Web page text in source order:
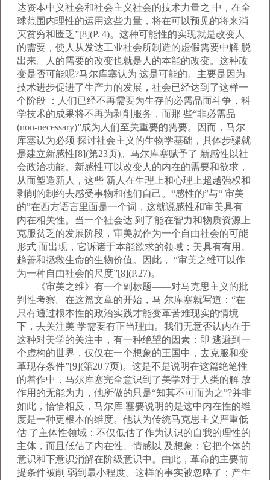
达资本中义社会和社会主义社会的技术力量之 中，在全
球范围内理性的运用这些力量，将在可以预见的将来消
灭贫穷和匮乏”[8](P. 4)。这种可能性的实现就是改变人
的需要，使人从发达工业社会所制造的虚假需要中解 脱
出来。人的需要的改变也就是人的本能的改变。这种改
变是否可能呢?马尔库塞认为 这是可能的。主要是因为
技术进步促进了生产力的发展，社会已经达到了这样一
个阶段 ：人们已经不再需要为生存的必需品而斗争，科
学技术的成果将不再为剥削服务，而那 些“非必需品
(non-necessary)”成为人们至关重要的需要。因而，马尔
库塞认为必须 探讨社会主义的生物学基础，具体步骤就
是建立新感性[8](第23页)。马尔库塞赋予了 新感性以社
会政治功能。新感性可以改变人的内在的需要和欲求，
从而塑造新人，这些 新人在生理上和心理上超越强权和
剥削的制约去感受事物和他们自己。“感性的”与“ 审美
的”在西方语言里面是一个词，这就说感性和审美具有
内在相关性。当一个社会达 到了能在智力和物质资源上
克服贫乏的发展阶段，审美就作为一个自由社会的可能
形式 而出现，它诉诸于本能欲求的领域；美具有有用、
趋善和拯救生命的生物价值。因此， “审美之维可以作
为一种自由社会的尺度”[8](P.27)。
《审美之维》有一个副标题——对马克思主义的批
判性考察。在这篇文章的开始，马 尔库塞就写道：“在
只有通过根本性的政治实践才能变革苦难现实的情境
下，去关注美 学需要有正当理由。我们无意否认内在于
这种对美学的关注中，有一种绝望的因素：即 逃避到一
个虚构的世界，仅仅在一个想象的王国中，去克服和变
革现存条件”[9](第20 7页)。这是不是说明在这篇绝笔性
的着作中，马尔库塞完全意识到了美学对于人类的解 放
作用的无能为力，他所做的只是“知其不可而为之”?并非
如此，恰恰相反，马尔库 塞要说明的是这中内在性的维
度是一种更根本的维度。他认为传统马克思主义严重低
估 了主体性领域：不仅低估了作为认识的自我的理性的
主体，而且低估了内在性、情感以 及想象；它把个体的
意识和下意识消解在阶级意识中。由此，革命的主要前
提条件被削 弱到最小程度。这样的事实被忽略了：产生